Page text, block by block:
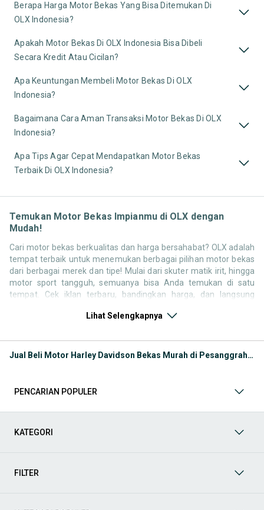
Berapa Harga Motor Bekas Yang Bisa Ditemukan Di
OLX Indonesia?
Apakah Motor Bekas Di OLX Indonesia Bisa Dibeli
Secara Kredit Atau Cicilan?
Apa Keuntungan Membeli Motor Bekas Di OLX
Indonesia?
Bagaimana Cara Aman Transaksi Motor Bekas Di OLX
Indonesia?
Apa Tips Agar Cepat Mendapatkan Motor Bekas
Terbaik Di OLX Indonesia?
Temukan Motor Bekas Impianmu di OLX dengan
Mudah!
Cari motor bekas berkualitas dan harga bersahabat? OLX adalah
tempat terbaik untuk menemukan berbagai pilihan motor bekas
dari berbagai merek dan tipe! Mulai dari skuter matik irit, hingga
motor sport tangguh, semuanya bisa Anda temukan di satu
tempat. Cek iklan terbaru, bandingkan harga, dan langsung
motor bekas, jangan lewatkan juga kategori pendukung lainnya
atau bekas
Mulai dari box motor, windshield, jok custom, spion, hingga
sekadar menambah kenyamanan berkendara.
cross, dalam kondisi baru maupun bekas layak pakai.
Lihat Selengkapnya
Jual Beli Motor Harley Davidson Bekas Murah di Pesanggrahan
PENCARIAN POPULER
KATEGORI
FILTER